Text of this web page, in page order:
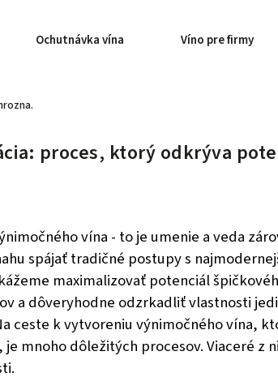
Ochutnávka vína Víno pre firmy
proces, ktorý odkrýva
vína - to je umenie a veda
spájať tradičné postupy s
maximalizovať potenciál
a dôveryhodne odzrkadliť vlastnosti
ceste k vytvoreniu výnimočného vína,
je mnoho dôležitých procesov. Viaceré z